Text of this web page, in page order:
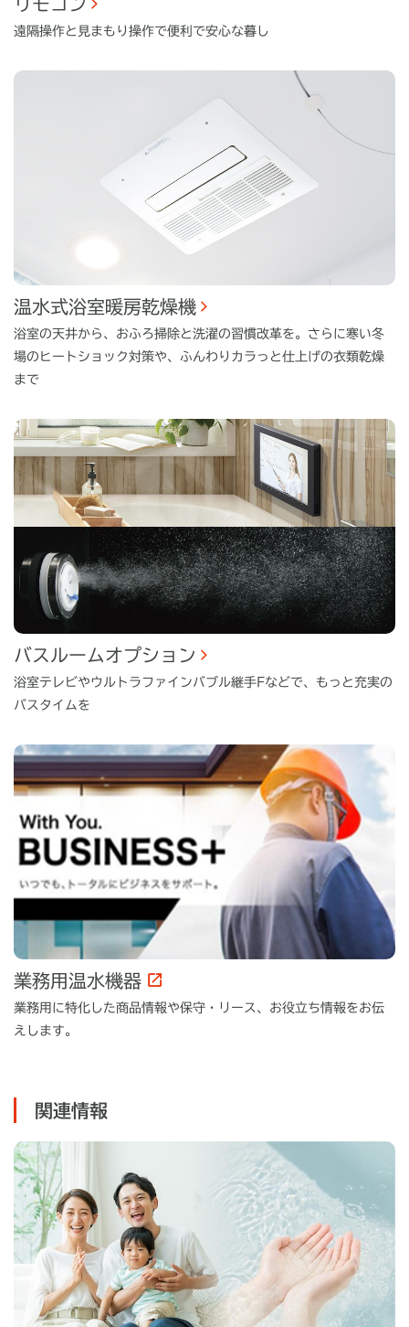
リモコン
遠隔操作と見まもり操作で便利で安心な暮し
温水式浴室暖房乾燥機
浴室の天井から、おふろ掃除と洗濯の習慣改革を。さらに寒い冬
場のヒートショック対策や、ふんわりカラっと仕上げの衣類乾燥
まで
バスルームオプション
浴室テレビやウルトラファインバブル継手Fなどで、もっと充実の
バスタイムを
業務用温水機器
業務用に特化した商品情報や保守・リース、お役立ち情報をお伝
えします。
関連情報